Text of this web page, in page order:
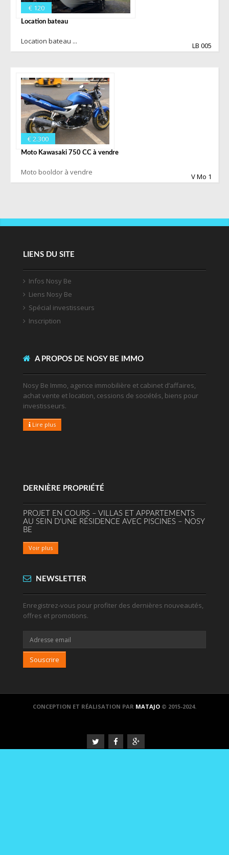
€ 120
Location bateau
Location bateau ... LB 005
€ 2.300
Moto Kawasaki 750 CC à vendre
Moto booldor à vendre V Mo 1
LIENS DU SITE
Infos Nosy Be
Liens Nosy Be
Spécial investisseurs
Inscription
A PROPOS DE NOSY BE IMMO
Nosy Be Immo, agence immobilière et cabinet d’affaires,
achat vente et location, cessions de sociétés, biens pour
investisseurs.
Lire plus
DERNIÈRE PROPRIÉTÉ
PROJET EN COURS – VILLAS ET APPARTEMENTS
AU SEIN D'UNE RÉSIDENCE AVEC PISCINES – NOSY
BE
Voir plus
NEWSLETTER
Enregistrez-vous pour profiter des dernières nouveautés,
offres et promotions.
Souscrire
CONCEPTION ET RÉALISATION PAR MATAJO © 2015-2024.